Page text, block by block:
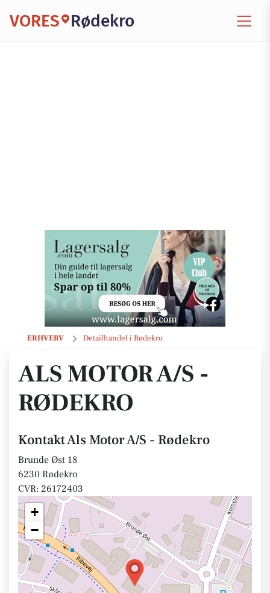
VORES Rødekro
ERHVERV Detailhandel i Rødekro
Als Motor A/S - Rødekro
ALS MOTOR A/S -
RØDEKRO
Kontakt Als Motor A/S - Rødekro
Brunde Øst 18
6230 Rødekro
CVR: 26172403
+
−